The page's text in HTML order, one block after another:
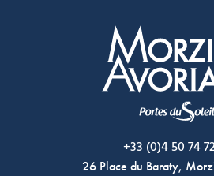
+33 (0)4 50 74
26 Place du Baraty,